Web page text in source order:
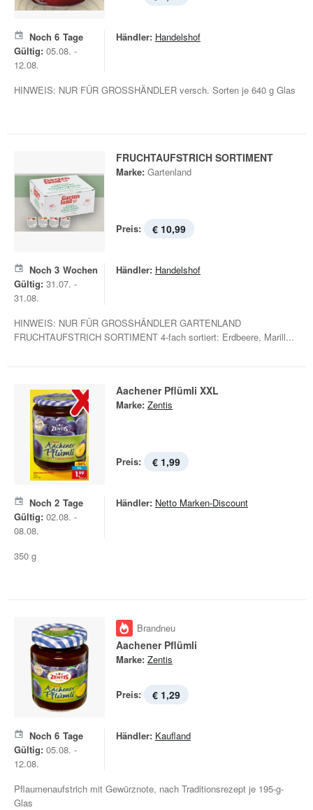
Noch 6 Tage
Gültig: 05.08. -
12.08.
Händler: Handelshof
HINWEIS: NUR FÜR GROSSHÄNDLER versch. Sorten je 640 g Glas
FRUCHTAUFSTRICH SORTIMENT
Marke: Gartenland
Preis: € 10,99
Noch 3 Wochen
Gültig: 31.07. -
31.08.
Händler: Handelshof
HINWEIS: NUR FÜR GROSSHÄNDLER GARTENLAND
FRUCHTAUFSTRICH SORTIMENT 4-fach sortiert: Erdbeere, Marill...
Aachener Pflümli XXL
Marke: Zentis
Preis: € 1,99
Noch 2 Tage
Gültig: 02.08. -
08.08.
Händler: Netto Marken-Discount
350 g
Brandneu
Aachener Pflümli
Marke: Zentis
Preis: € 1,29
Noch 6 Tage
Gültig: 05.08. -
12.08.
Händler: Kaufland
Pflaumenaufstrich mit Gewürznote, nach Traditionsrezept je 195-g-
Glas